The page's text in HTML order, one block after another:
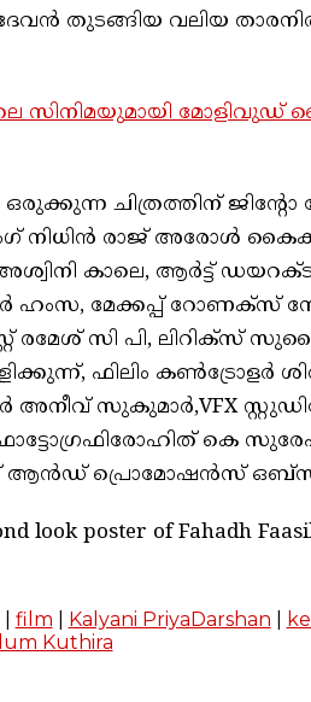
തുടങ്ങിയ വലിയ
സിനിമയുമായി മോളിവുഡ്
ഒരുക്കുന്ന ചിത്രത്തിന്
നിധിൻ രാജ് അരോൾ
കാലെ, ആർട്ട്‌
ഹംസ, മേക്കപ്പ് റോണക്സ്
രമേശ്‌ സി പി,
ഫിലിം കൺട്രോളർ
സുകുമാർ,VFX
കെ
ആൻഡ് പ്രൊമോഷൻസ്
look poster of Fahadh
film Kalyani PriyaDarshan
Kuthira